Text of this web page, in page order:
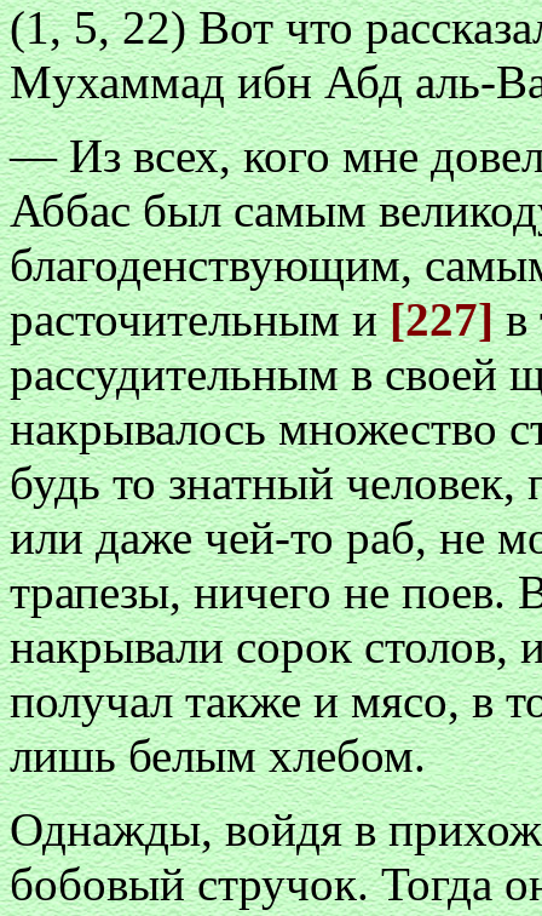
(1, 5, 22) Вот что
Myхаммад ибн Абд аль-
— Из всех, кого мне
Аббас был самым
благоденствующим,
расточительным и[227]в
рассудительным в своей
накрывалось множество
будь то знатный
или даже чей-то раб, не
трапезы, ничего не поев.
накрывали сорок столов,
получал также и мясо, в
лишь белым хлебом.
Однажды, войдя в
бобовый стручок. Тогда